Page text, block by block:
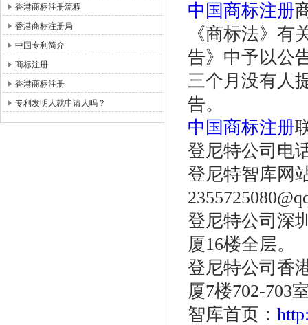
香港商标注册流程
香港商标注册局
中国专利简介
商标注册
香港商标注册
专利发明人就申请人吗？
中国商标注册
《商标法》
告》中予以公
三个月没有人
告。
中国商标注册
登尼特公司电
登尼特智库网
登尼特公司深
厦16楼全层。
登尼特公司香
厦7楼702-703
智库首页：